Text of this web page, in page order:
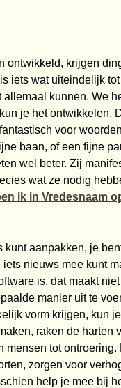
ontwikkeld, krijgen
iets wat uiteindelijk
kunnen. We
je het ontwikkelen.
voor
baan, of een fijne
wel beter. Zij
wat ze nodig
ik in Vredesnaam
aanpakken, je
nieuws mee kunt
is, dat maakt
manier uit te
vorm krijgen, kun
raken de harten
tot
zorgen voor
help je mee bij